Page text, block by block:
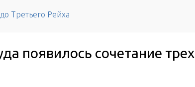
Третьего Рейха
появилось сочетание трех